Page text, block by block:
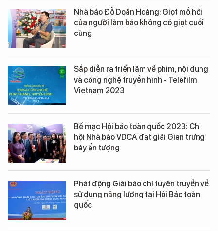
Nhà báo Đỗ Doãn Hoàng: Giọt mồ hôi
của người làm báo không có giọt cuối
cùng
Sắp diễn ra triển lãm về phim, nội dung
và công nghệ truyền hình - Telefilm
Vietnam 2023
Bế mạc Hội báo toàn quốc 2023: Chi
hội Nhà báo VDCA đạt giải Gian trưng
bày ấn tượng
Phát động Giải báo chí tuyên truyền về
sử dụng năng lượng tại Hội Báo toàn
quốc